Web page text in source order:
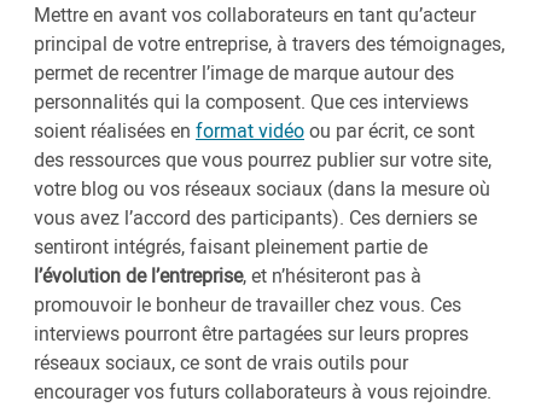
Mettre en avant vos collaborateurs en tant qu’acteur
principal de votre entreprise, à travers des témoignages,
permet de recentrer l’image de marque autour des
personnalités qui la composent. Que ces interviews
soient réalisées en format vidéoou par écrit, ce sont
des ressources que vous pourrez publier sur votre site,
votre blog ou vos réseaux sociaux (dans la mesure où
vous avez l’accord des participants). Ces derniers se
sentiront intégrés, faisant pleinement partie de
l’évolution de l’entreprise, et n’hésiteront pas à
promouvoir le bonheur de travailler chez vous. Ces
interviews pourront être partagées sur leurs propres
réseaux sociaux, ce sont de vrais outils pour
encourager vos futurs collaborateurs à vous rejoindre.